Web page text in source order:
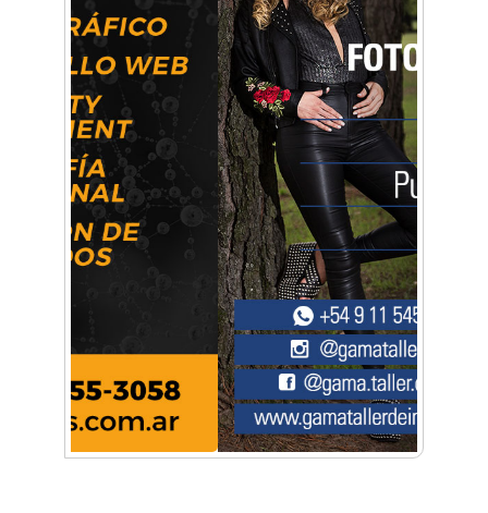
Mariana Croce: "Hoy las empresas necesitan
un asesoramiento integral para crecer con
seguridad"
Música, teatro, yoga, danza y mucho más:
Conocé todos los talleres para aprender y
disfrutar en la Zona Oeste